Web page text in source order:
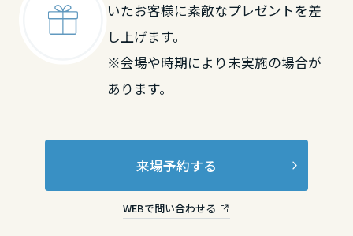
いたお客様に素敵なプレゼントを差
し上げます。
※会場や時期により未実施の場合が
あります。
来場予約する
WEBで問い合わせる